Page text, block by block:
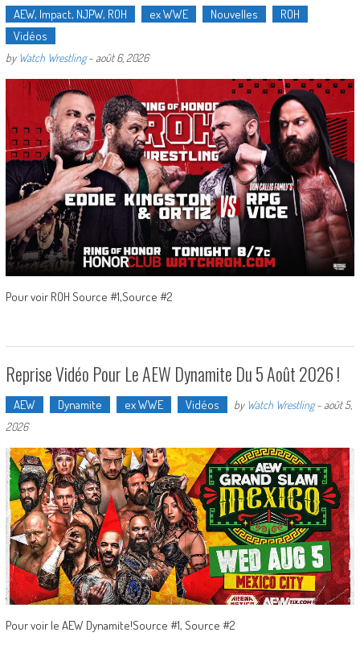
AEW, Impact, NJPW, ROH ex WWE Nouvelles
ROH
Vidéos
by Watch Wrestling- août 6, 2026
Pour voir ROH Source #1,Source #2
Reprise Vidéo Pour Le AEW Dynamite Du 5 Août 2026 !
AEW Dynamite ex WWE Vidéos by Watch Wrestling- août 5,
2026
Pour voir le AEW Dynamite!Source #1, Source #2